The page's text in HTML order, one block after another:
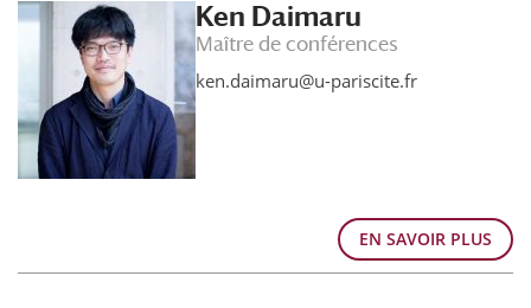
Ken Daimaru
Maître de conférences
ken.daimaru@u-pariscite.fr
EN SAVOIR PLUS